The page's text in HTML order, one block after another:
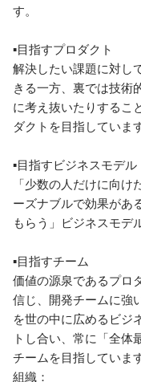
す。
▪️目指すプロダクト
解決したい課題に対し
きる一方、裏では技術
に考え抜いたりするこ
ダクトを目指しています
▪️目指すビジネスモデル
「少数の人だけに向
ーズナブルで効果があ
もらう」ビジネスモデ
▪️目指すチーム
価値の源泉であるプロ
信じ、開発チームに強
を世の中に広めるビジ
トし合い、常に「全体
チームを目指しています
組織：